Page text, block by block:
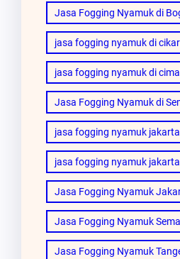
Jasa Fogging Nyamuk di
jasa fogging nyamuk di
jasa fogging nyamuk di
Jasa Fogging Nyamuk di
jasa fogging nyamuk jakarta
jasa fogging nyamuk
Jasa Fogging Nyamuk
Jasa Fogging Nyamuk
Jasa Fogging Nyamuk